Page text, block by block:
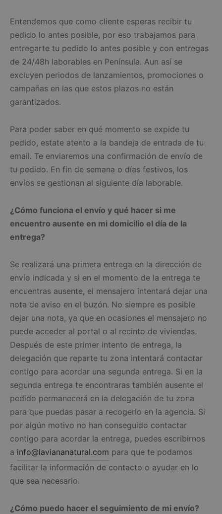
Entendemos que como cliente esperas recibir tu
pedido lo antes posible, por eso trabajamos para
entregarte tu pedido lo antes posible y con entregas
de 24/48h laborables en Península. Aun así se
excluyen periodos de lanzamientos, promociones o
campañas en las que estos plazos no están
garantizados.
Para poder saber en qué momento se expide tu
pedido, estate atento a la bandeja de entrada de tu
email. Te enviaremos una confirmación de envío de
tu pedido. En fin de semana o días festivos, los
envíos se gestionan al siguiente día laborable.
¿Cómo funciona el envío y qué hacer si me
encuentro ausente en mi domicilio el día de la
entrega?
Se realizará una primera entrega en la dirección de
envío indicada y si en el momento de la entrega te
encuentras ausente, el mensajero intentará dejar una
nota de aviso en el buzón. No siempre es posible
dejar una nota, ya que en ocasiones el mensajero no
puede acceder al portal o al recinto de viviendas.
Después de este primer intento de entrega, la
delegación que reparte tu zona intentará contactar
contigo para acordar una segunda entrega. Si en la
segunda entrega te encontraras también ausente el
pedido permanecerá en la delegación de tu zona
para que puedas pasar a recogerlo en la agencia. Si
por algún motivo no han conseguido contactar
contigo para acordar la entrega, puedes escribirnos
a info@laviananatural.com para que te podamos
facilitar la información de contacto o ayudar en lo
que sea necesario.
¿Cómo puedo hacer el seguimiento de mi envío?